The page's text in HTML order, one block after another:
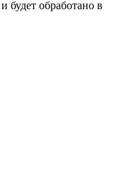
будет обработано в